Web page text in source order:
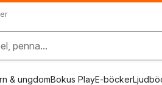
penna...
& ungdomBokus PlayE-böcker